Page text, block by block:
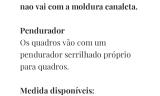
nao vai com a moldura canaleta.
Pendurador
Os quadros vão com um
pendurador serrilhado próprio
para quadros.
Medida disponíveis: